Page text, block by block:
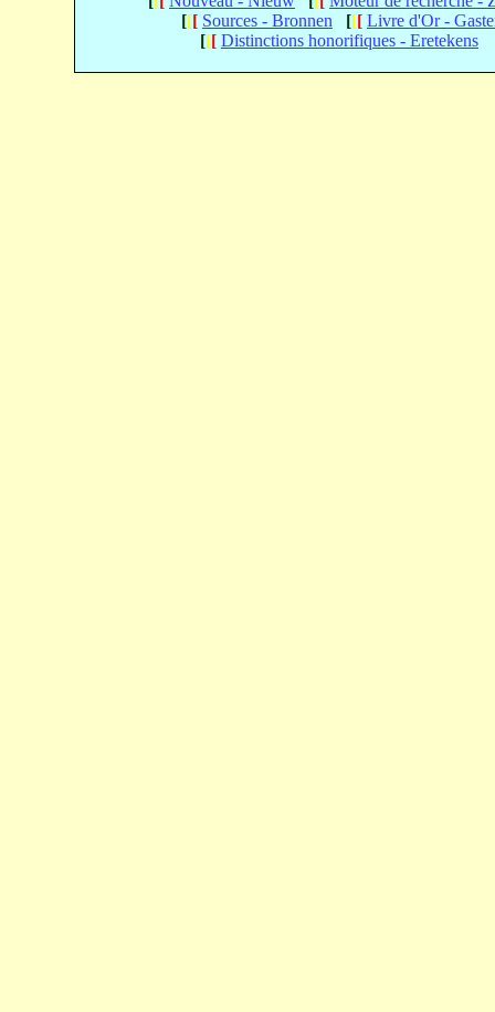
[[[ Sources - Bronnen [[[ Livre d'Or -
[[[ Distinctions honorifiques - Eretekens